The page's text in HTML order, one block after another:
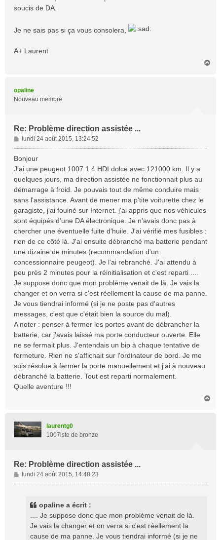
soucis de DA.
Je ne sais pas si ça vous consolera,
A+ Laurent
opaline
Nouveau membre
Re: Problème direction assistée ...
M
e
s
g
e
lundi 24 août 2015, 13:24:52
Bonjour
J'ai une peugeot 1007 1.4 HDI dolce avec 121000 km. Il y a
quelques jours, ma direction assistée ne fonctionnait plus au
démarrage à froid. Je pouvais tout de même conduire mais
sans l'assistance. Avant de mener ma p'tite voiturette chez le
garagiste, j'ai fouiné sur Internet. j'ai appris que nos véhicules
sont équipés d'une DA électronique. Je n'avais donc pas à
chercher une éventuelle fuite d'huile. J'ai vérifié mes fusibles :
rien de ce côté là. J'ai ensuite débranché ma batterie pendant
une dizaine de minutes (recommandation d'un
concessionnaire peugeot). Je l'ai rebranché. J'ai attendu à
peu près 2 minutes pour la réinitialisation et c'est reparti ....
Je suppose donc que mon problème venait de là. Je vais la
changer et on verra si c'est réellement la cause de ma panne.
Je vous tiendrai informé (si je ne poste pas d'autres
messages, c'est que c'était bien la source du mal).
A noter : penser à fermer les portes avant de débrancher la
batterie, car j'avais laissé ma porte conducteur ouverte. Elle
ne se fermait plus. J'entendais un bip à chaque tentative de
fermeture. Rien ne s'affichait sur l'ordinateur de bord. Je me
suis résolue à fermer la porte manuellement et j'ai à nouveau
débranché la batterie. Tout est reparti normalement.
Quelle aventure !!!
laurentg0
1007iste de bronze
Re: Problème direction assistée ...
M
e
lundi 24 août 2015, 14:48:23
opaline a écrit :
.... Je suppose donc que mon problème venait de là.
Je vais la changer et on verra si c'est réellement la
cause de ma panne. Je vous tiendrai informé (si je ne